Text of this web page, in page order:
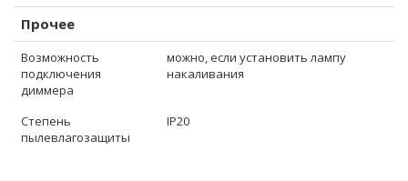
Прочее
Возможность
подключения
диммера
можно, если установить лампу
накаливания
Степень
пылевлагозащиты
IP20